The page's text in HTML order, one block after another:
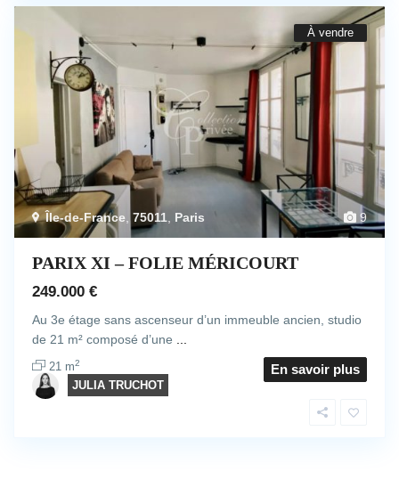
9
Île-de-France 75011 Paris
À vendre
PARIX XI – FOLIE MÉRICOURT
249.000 €
Au 3e étage sans ascenseur d’un immeuble ancien, studio
de 21 m² composé d’une
21 m2 En savoir plus
JULIA TRUCHOT